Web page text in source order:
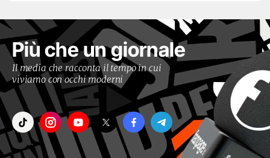
Più che un giornale
Il media che racconta il tempo in cui
viviamo con occhi moderni